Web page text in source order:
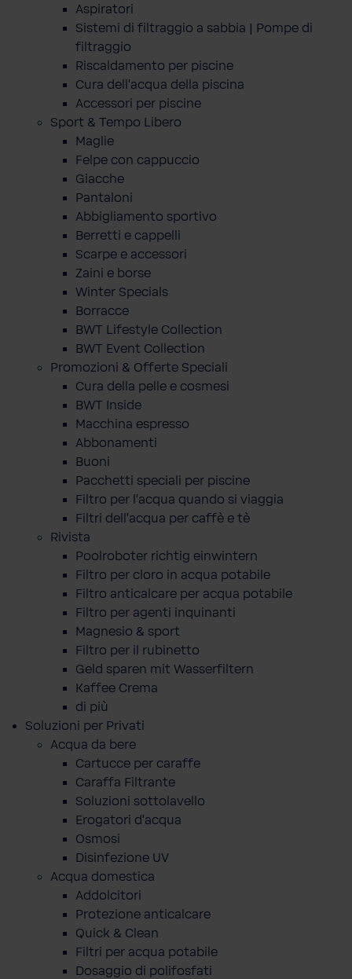
Aspiratori
Sistemi di filtraggio a sabbia | Pompe di
filtraggio
Riscaldamento per piscine
Cura dell'acqua della piscina
Accessori per piscine
Sport & Tempo Libero
Maglie
Felpe con cappuccio
Giacche
Pantaloni
Abbigliamento sportivo
Berretti e cappelli
Scarpe e accessori
Zaini e borse
Winter Specials
Borracce
BWT Lifestyle Collection
BWT Event Collection
Promozioni & Offerte Speciali
Cura della pelle e cosmesi
BWT Inside
Macchina espresso
Abbonamenti
Buoni
Pacchetti speciali per piscine
Filtro per l'acqua quando si viaggia
Filtri dell'acqua per caffè e tè
Rivista
Poolroboter richtig einwintern
Filtro per cloro in acqua potabile
Filtro anticalcare per acqua potabile
Filtro per agenti inquinanti
Magnesio & sport
Filtro per il rubinetto
Geld sparen mit Wasserfiltern
Kaffee Crema
di più
Soluzioni per Privati
Acqua da bere
Cartucce per caraffe
Caraffa Filtrante
Soluzioni sottolavello
Erogatori d'acqua
Osmosi
Disinfezione UV
Acqua domestica
Addolcitori
Protezione anticalcare
Quick & Clean
Filtri per acqua potabile
Dosaggio di polifosfati